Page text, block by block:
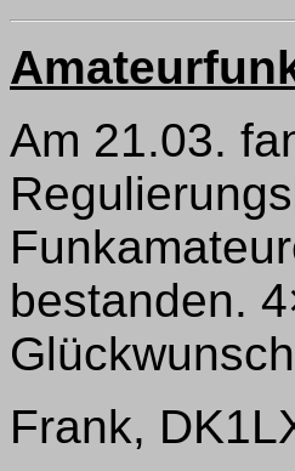
Am 21.03.
bestanden.
Frank,